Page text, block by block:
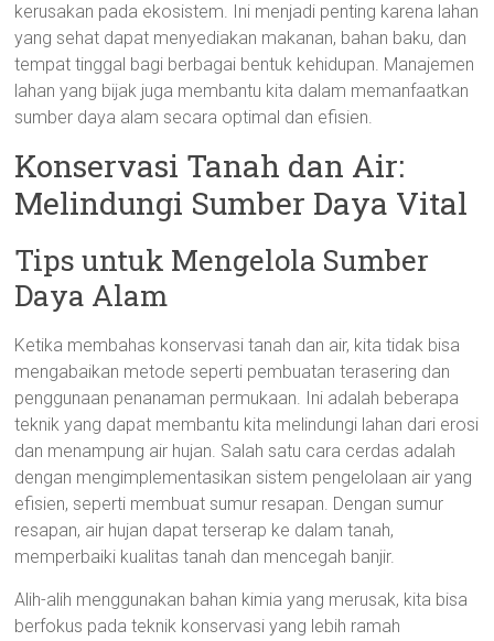
kerusakan pada ekosistem. Ini menjadi penting karena lahan
yang sehat dapat menyediakan makanan, bahan baku, dan
tempat tinggal bagi berbagai bentuk kehidupan. Manajemen
lahan yang bijak juga membantu kita dalam memanfaatkan
sumber daya alam secara optimal dan efisien.
Konservasi Tanah dan Air:
Melindungi Sumber Daya Vital
Tips untuk Mengelola Sumber
Daya Alam
Ketika membahas konservasi tanah dan air, kita tidak bisa
mengabaikan metode seperti pembuatan terasering dan
penggunaan penanaman permukaan. Ini adalah beberapa
teknik yang dapat membantu kita melindungi lahan dari erosi
dan menampung air hujan. Salah satu cara cerdas adalah
dengan mengimplementasikan sistem pengelolaan air yang
efisien, seperti membuat sumur resapan. Dengan sumur
resapan, air hujan dapat terserap ke dalam tanah,
memperbaiki kualitas tanah dan mencegah banjir.
Alih-alih menggunakan bahan kimia yang merusak, kita bisa
berfokus pada teknik konservasi yang lebih ramah